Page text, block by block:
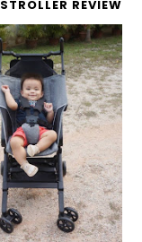
STROLLER REVIEW